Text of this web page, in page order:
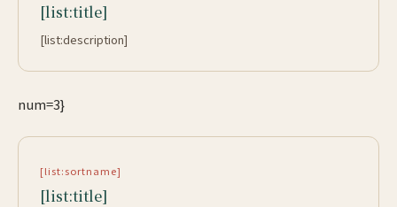
[list:title]
[list:description]
num=3}
[list:sortname]
[list:title]